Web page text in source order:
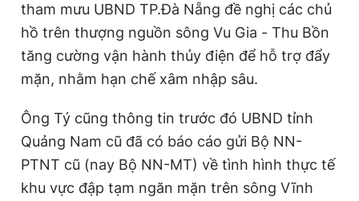
tham mưu UBND TP.Đà Nẵng đề nghị các chủ
hồ trên thượng nguồn sông Vu Gia - Thu Bồn
tăng cường vận hành thủy điện để hỗ trợ đẩy
mặn, nhằm hạn chế xâm nhập sâu.
Ông Tý cũng thông tin trước đó UBND tỉnh
Quảng Nam cũ đã có báo cáo gửi Bộ NN-
PTNT cũ (nay Bộ NN-MT) về tình hình thực tế
khu vực đập tạm ngăn mặn trên sông Vĩnh